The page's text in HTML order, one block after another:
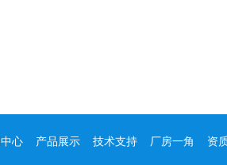
心 产品展示 技术支持 厂房一角 资